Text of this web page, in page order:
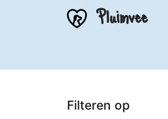
Pluimvee
Filteren op